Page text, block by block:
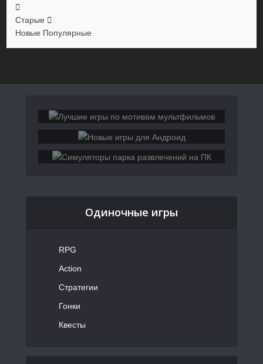
Старые
Новые Популярные
Одиночные игры
RPG
Action
Стратегии
Гонки
Квесты